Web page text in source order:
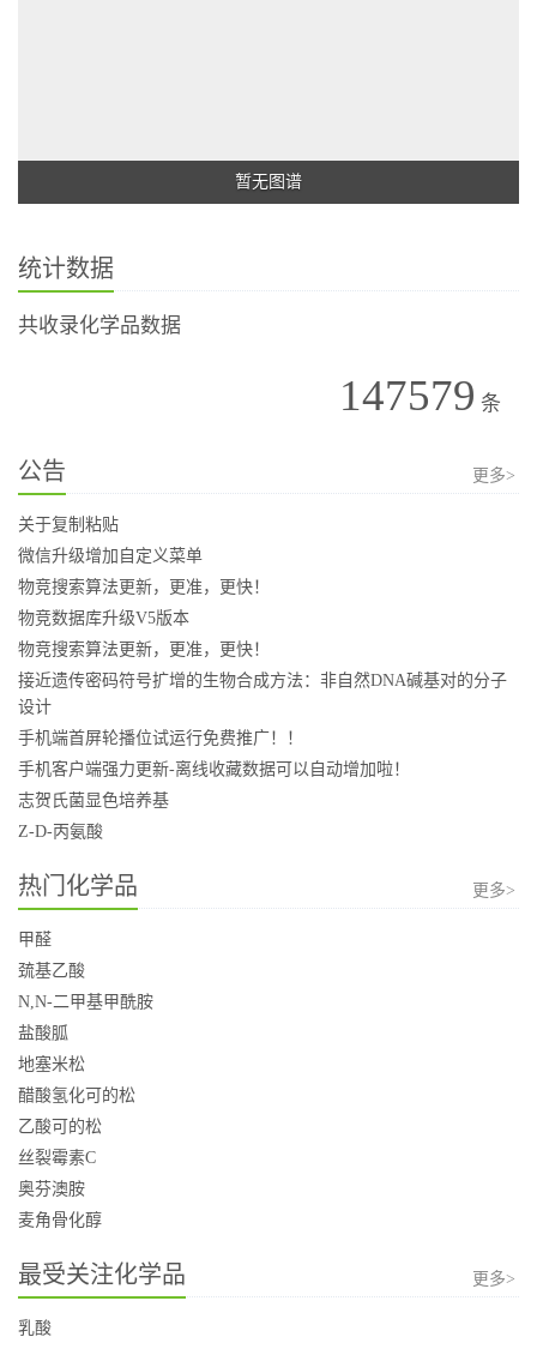
暂无图谱
统计数据
共收录化学品数据
147579 条
公告 更多>
关于复制粘贴
微信升级增加自定义菜单
物竞搜索算法更新，更准，更快！
物竞数据库升级V5版本
物竞搜索算法更新，更准，更快！
接近遗传密码符号扩增的生物合成方法：非自然DNA碱基对的分子
设计
手机端首屏轮播位试运行免费推广！！
手机客户端强力更新-离线收藏数据可以自动增加啦！
志贺氏菌显色培养基
Z-D-丙氨酸
热门化学品 更多>
甲醛
巯基乙酸
N,N-二甲基甲酰胺
盐酸胍
地塞米松
醋酸氢化可的松
乙酸可的松
丝裂霉素C
奥芬澳胺
麦角骨化醇
最受关注化学品 更多>
乳酸